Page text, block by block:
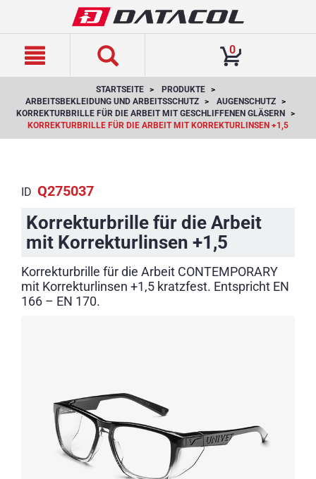
0
STARTSEITE
PRODUKTE
ARBEITSBEKLEIDUNG UND ARBEITSSCHUTZ
AUGENSCHUTZ
KORREKTURBRILLE FÜR DIE ARBEIT MIT GESCHLIFFENEN GLÄSERN
KORREKTURBRILLE FÜR DIE ARBEIT MIT KORREKTURLINSEN +1,5
ID Q275037
Korrekturbrille für die Arbeit
mit Korrekturlinsen +1,5
Korrekturbrille für die Arbeit CONTEMPORARY
mit Korrekturlinsen +1,5 kratzfest. Entspricht EN
166 – EN 170.